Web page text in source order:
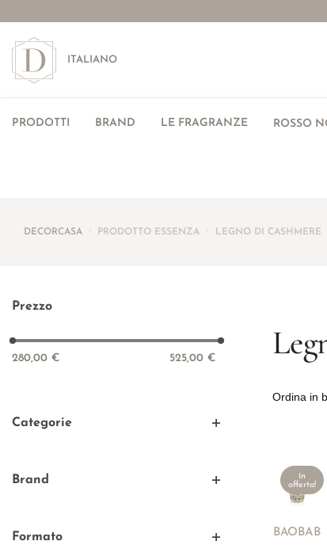
ITALIANO
PRODOTTI BRAND LE FRAGRANZE ROSSO
DECORCASA PRODOTTO ESSENZA LEGNO DI CASHMERE
In
offerta!
BAOBAB
Prezzo
€
280,00 €
525,00
Categorie
Brand
Formato